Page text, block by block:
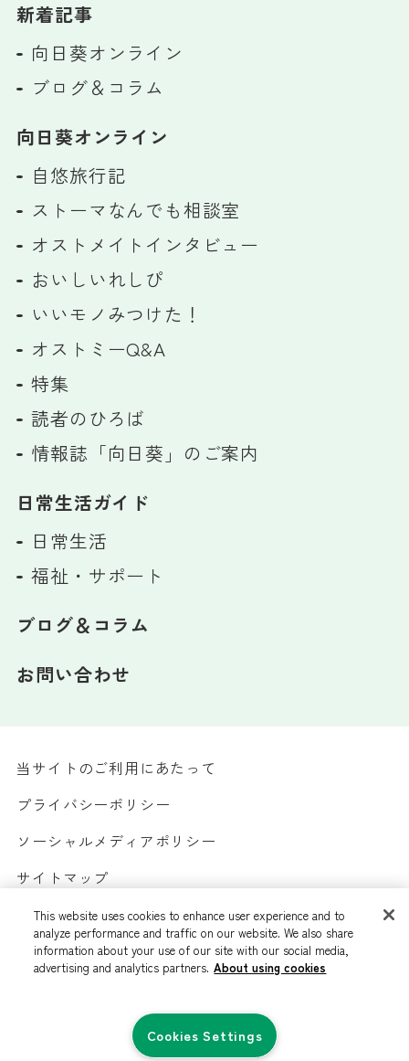
新着記事
向日葵オンライン
ブログ＆コラム
向日葵オンライン
自悠旅行記
ストーマなんでも相談室
オストメイトインタビュー
おいしいれしぴ
いいモノみつけた！
オストミーQ&A
特集
読者のひろば
情報誌「向日葵」のご案内
日常生活ガイド
日常生活
福祉・サポート
ブログ＆コラム
お問い合わせ
当サイトのご利用にあたって
プライバシーポリシー
ソーシャルメディアポリシー
サイトマップ
カスタマーハラスメントへの対応方針
©ALCARE Co., Ltd. All rights reserved.
This website uses cookies to enhance user experience and to
analyze performance and traffic on our website. We also share
information about your use of our site with our social media,
advertising and analytics partners. About using cookies
Cookies Settings